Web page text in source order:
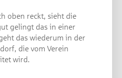
oben reckt, sieht die
gelingt das in einer
das wiederum in der
die vom Verein
wird.
folgende Frage:
die Kreissparkasse
in diesem Jahr?